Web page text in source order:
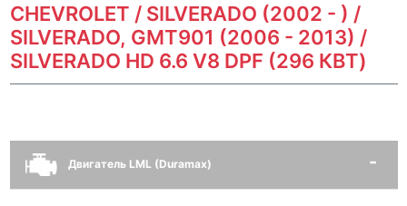
CHEVROLET / SILVERADO (2002 - ) /
SILVERADO, GMT901 (2006 - 2013) /
SILVERADO HD 6.6 V8 DPF (296 КВТ)
Двигатель LML (Duramax)